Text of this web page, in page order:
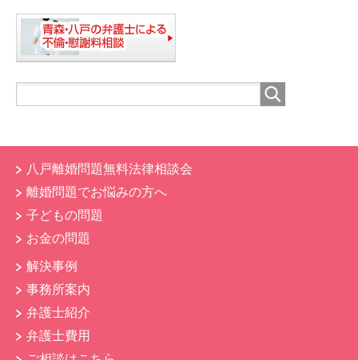
八戸離婚問題無料法律相談会
離婚問題でお悩みの方へ
子どもの問題
お金の問題
解決事例
事務所案内
弁護士紹介
弁護士費用